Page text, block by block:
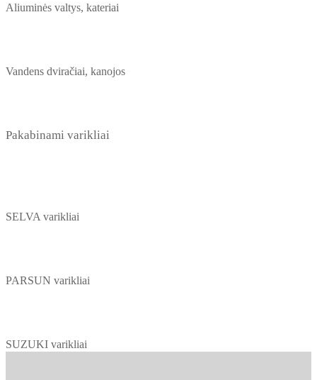
Aliuminės valtys, kateriai
Vandens dviračiai, kanojos
Pakabinami varikliai
SELVA varikliai
PARSUN varikliai
SUZUKI varikliai